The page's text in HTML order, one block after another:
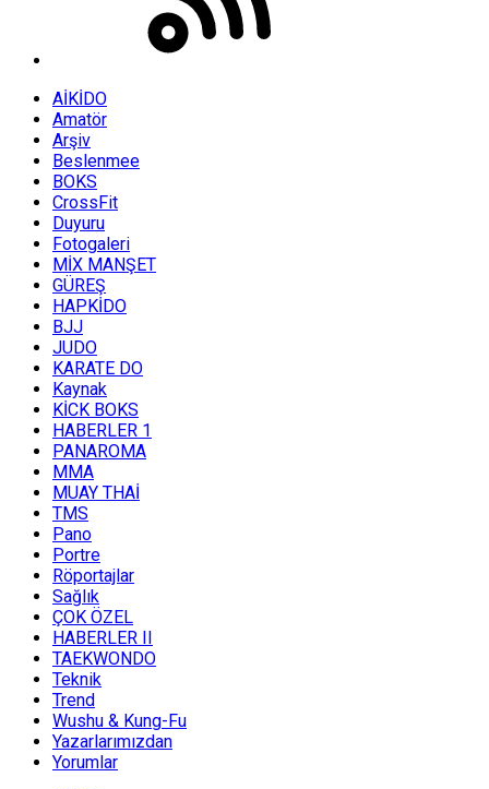
AİKİDO
Amatör
Arşiv
Beslenmee
BOKS
CrossFit
Duyuru
Fotogaleri
MİX MANŞET
GÜREŞ
HAPKİDO
BJJ
JUDO
KARATE DO
Kaynak
KİCK BOKS
HABERLER 1
PANAROMA
MMA
MUAY THAİ
TMS
Pano
Portre
Röportajlar
Sağlık
ÇOK ÖZEL
HABERLER II
TAEKWONDO
Teknik
Trend
Wushu & Kung-Fu
Yazarlarımızdan
Yorumlar